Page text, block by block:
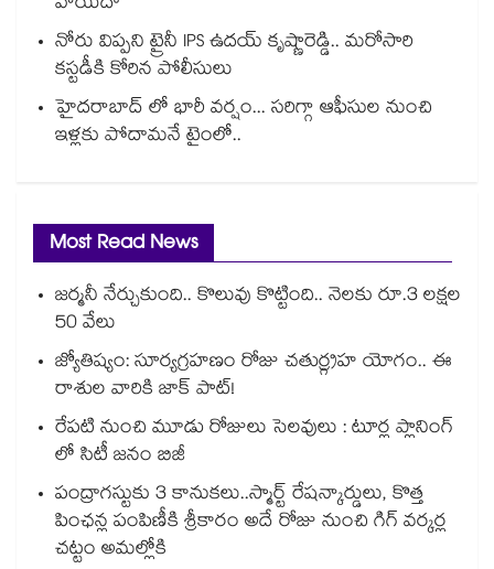
నోరు విప్పని ట్రైనీ IPS ఉదయ్ కృష్ణారెడ్డి.. మరోసారి
కస్టడీకి కోరిన పోలీసులు
హైదరాబాద్ లో భారీ వర్షం... సరిగ్గా ఆఫీసుల నుంచి
ఇళ్లకు పోదామనే టైంలో..
Most Read News
జర్మనీ నేర్చుకుంది.. కొలువు కొట్టింది.. నెలకు రూ.3 లక్షల
50 వేలు
జ్యోతిష్యం: సూర్యగ్రహణం రోజు చతుర్గ్రహ యోగం.. ఈ
రాశుల వారికి జాక్ పాట్!
రేపటి నుంచి మూడు రోజులు సెలవులు : టూర్ల ప్లానింగ్
లో సిటీ జనం బిజీ
పంద్రాగస్టుకు 3 కానుకలు..స్మార్ట్ రేషన్కార్డులు, కొత్త
పింఛన్ల పంపిణీకి శ్రీకారం అదే రోజు నుంచి గిగ్ వర్కర్ల
చట్టం అమల్లోకి